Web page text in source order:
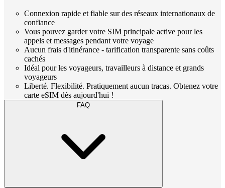
Connexion rapide et fiable sur des réseaux internationaux de
confiance
Vous pouvez garder votre SIM principale active pour les
appels et messages pendant votre voyage
Aucun frais d'itinérance - tarification transparente sans coûts
cachés
Idéal pour les voyageurs, travailleurs à distance et grands
voyageurs
Liberté. Flexibilité. Pratiquement aucun tracas. Obtenez votre
carte eSIM dès aujourd'hui !
FAQ